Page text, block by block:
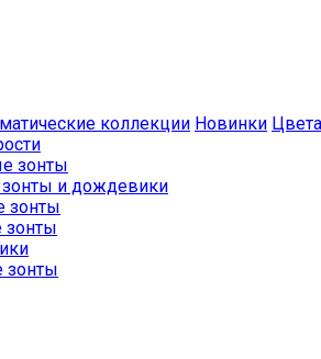
коллекции Новинки Цвета
зонты
зонты и дождевики
зонты
зонты
зонты